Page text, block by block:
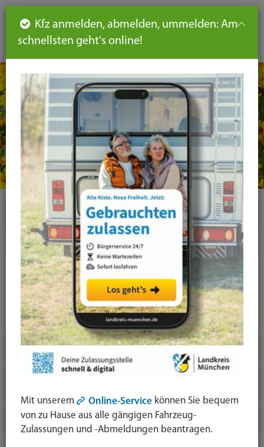
DE
Plugins
News-Liste
News-Detail
Jahresauswahl
2026
2020
Seiteninhalt
Hauptnavigation
Seitennavigation
leichte
Sprache
Kfz anmelden, abmelden, ummelden: Am
schnellsten geht's online!
Mit unserem Online-Service können Sie bequem
von zu Hause aus alle gängigen Fahrzeug-
Zulassungen und -Abmeldungen beantragen.